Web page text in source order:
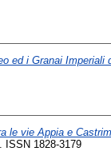
ed i Granai Imperiali
le vie Appia e
ISSN 1828-3179